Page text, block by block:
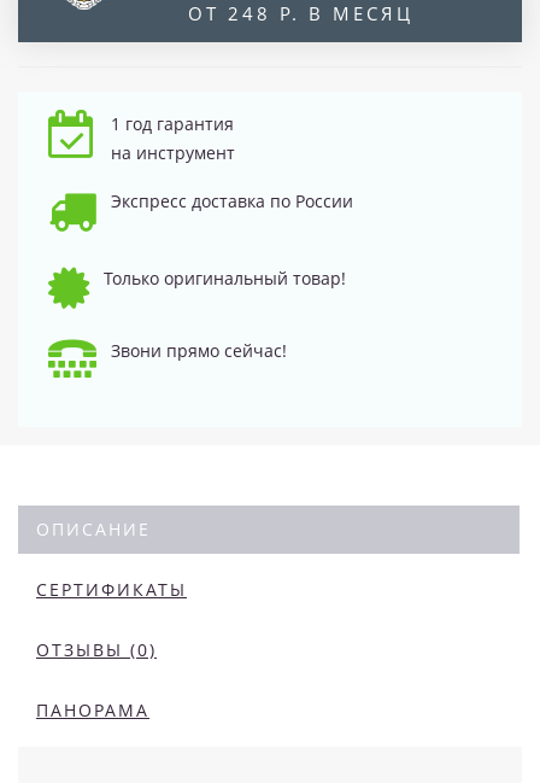
ОТ 248 Р. В МЕСЯЦ
1 год гарантия
на инструмент
Экспресс доставка по России
Только оригинальный товар!
Звони прямо сейчас!
ОПИСАНИЕ
СЕРТИФИКАТЫ
ОТЗЫВЫ (0)
ПАНОРАМА